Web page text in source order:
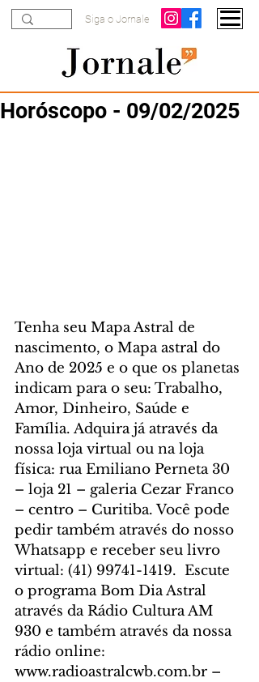
Siga o Jornale
Horóscopo - 09/02/2025
Tenha seu Mapa Astral de
nascimento, o Mapa astral do
Ano de 2025 e o que os planetas
indicam para o seu: Trabalho,
Amor, Dinheiro, Saúde e
Família. Adquira já através da
nossa loja virtual ou na loja
física: rua Emiliano Perneta 30
– loja 21 – galeria Cezar Franco
– centro – Curitiba. Você pode
pedir também através do nosso
Whatsapp e receber seu livro
virtual: (41) 99741-1419. Escute
o programa Bom Dia Astral
através da Rádio Cultura AM
930 e também através da nossa
rádio online:
www.radioastralcwb.com.br –